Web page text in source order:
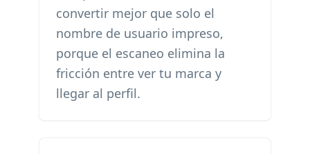
convertir mejor que solo el
nombre de usuario impreso,
porque el escaneo elimina la
fricción entre ver tu marca y
llegar al perfil.